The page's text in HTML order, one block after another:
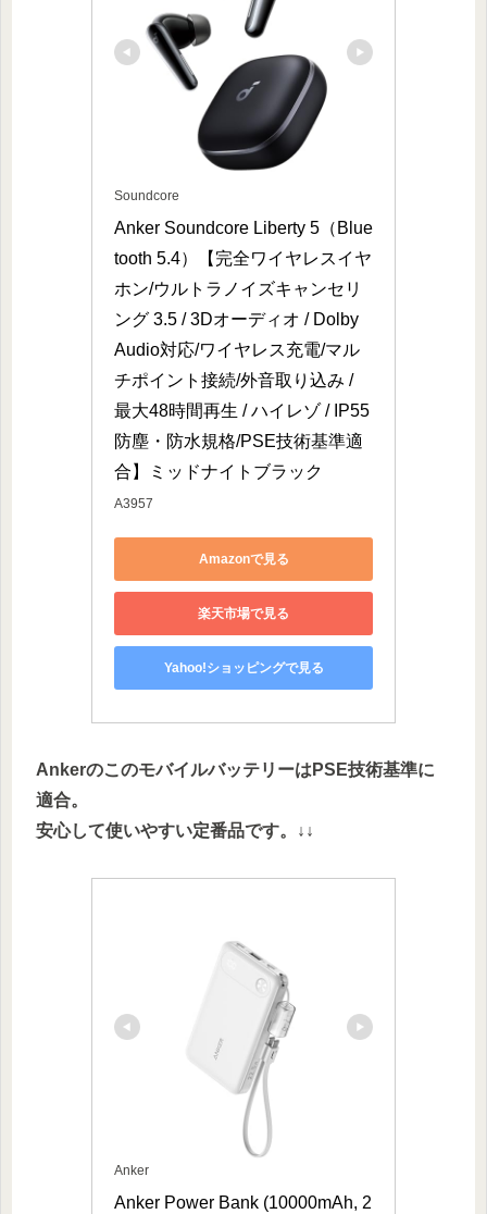
Soundcore
Anker Soundcore Liberty 5（Blue
tooth 5.4）【完全ワイヤレスイヤ
ホン/ウルトラノイズキャンセリ
ング 3.5 / 3Dオーディオ / Dolby
Audio対応/ワイヤレス充電/マル
チポイント接続/外音取り込み /
最大48時間再生 / ハイレゾ / IP55
防塵・防水規格/PSE技術基準適
合】ミッドナイトブラック
A3957
Amazonで見る
楽天市場で見る
Yahoo!ショッピングで見る
AnkerのこのモバイルバッテリーはPSE技術基準に
適合。
安心して使いやすい定番品です。↓↓
Anker
Anker Power Bank (10000mAh, 2